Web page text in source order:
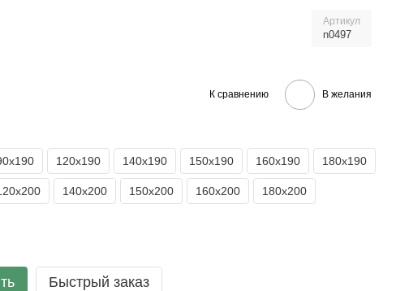
Артикул
n0497
К сравнению В желания
120х190 140х190 150х190 160х190 180х190
140х200 150х200 160х200 180х200
Быстрый заказ